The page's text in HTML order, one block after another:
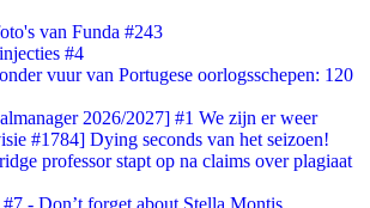
van Funda #243
#4
vuur van Portugese oorlogsschepen: 120
2026/2027] #1 We zijn er weer
#1784] Dying seconds van het seizoen!
professor stapt op na claims over plagiaat
- Don’t forget about Stella Montis